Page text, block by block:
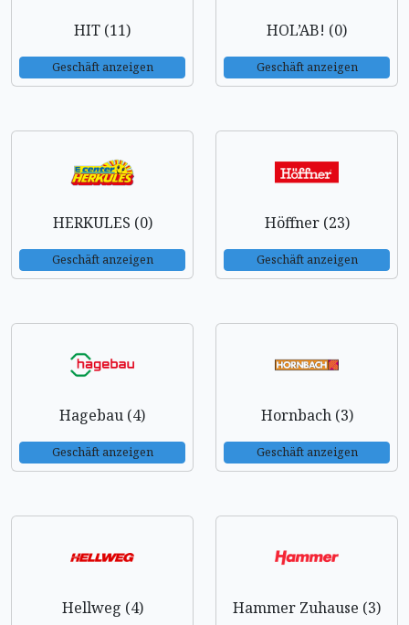
HIT (11)
Geschäft anzeigen
HOL’AB! (0)
Geschäft anzeigen
HERKULES (0)
Geschäft anzeigen
Höffner (23)
Geschäft anzeigen
Hagebau (4)
Geschäft anzeigen
Hornbach (3)
Geschäft anzeigen
Hellweg (4) Hammer Zuhause (3)